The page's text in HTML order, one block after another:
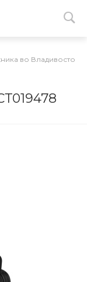
во Владивостоке